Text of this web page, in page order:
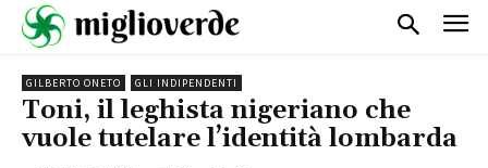
GILBERTO ONETO GLI INDIPENDENTI
Toni, il leghista nigeriano che
vuole tutelare l’identità lombarda